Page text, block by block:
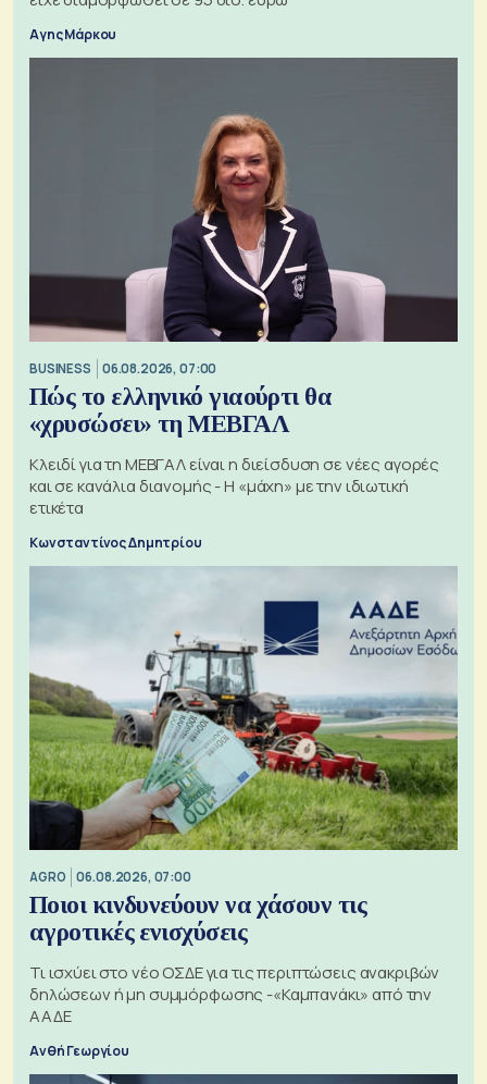
Αγης Μάρκου
BUSINESS 06.08.2026, 07:00
Πώς το ελληνικό γιαούρτι θα
«χρυσώσει» τη ΜΕΒΓΑΛ
Κλειδί για τη ΜΕΒΓΑΛ είναι η διείσδυση σε νέες αγορές
και σε κανάλια διανομής - Η «μάχη» με την ιδιωτική
ετικέτα
Κωνσταντίνος Δημητρίου
AGRO 06.08.2026, 07:00
Ποιοι κινδυνεύουν να χάσουν τις
αγροτικές ενισχύσεις
Τι ισχύει στο νέο ΟΣΔΕ για τις περιπτώσεις ανακριβών
δηλώσεων ή μη συμμόρφωσης -«Καμπανάκι» από την
ΑΑΔΕ
Ανθή Γεωργίου